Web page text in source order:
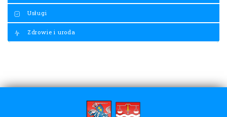
Usługi
Zdrowie i uroda